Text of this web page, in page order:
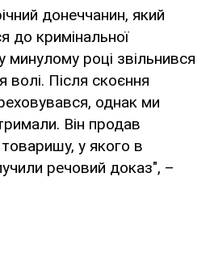
донеччанин, який
до кримінальної
минулому році звільнився
волі. Після скоєння
однак ми
Він продав
у якого в
речовий доказ", –